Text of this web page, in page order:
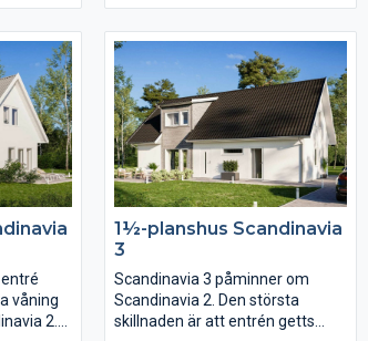
av
i köket,
och
helt
vardagsrummet får det plats ett
långt långbord och i hela huset
finns det gott om utrymme.
Karisma 25 har sammanlagt fem
sovrum varav det största är på
hela 23 kvm med utgång till den
öppna innergården på
trädgårdssidan.
våning
2.
1½-planshus Scandinavia
3
Scandinavia 3 påminner om
Scandinavia 2. Den största
skillnaden är att entrén getts